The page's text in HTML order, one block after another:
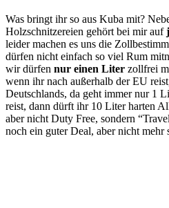
Was bringt ihr so aus Kuba mit?
Holzschnitzereien gehört bei mir auf
leider machen es uns die
dürfen nicht einfach so viel Rum
wir dürfen nur einen Liter zollfrei
wenn ihr nach außerhalb der EU
Deutschlands, da geht immer nur 1
reist, dann dürft ihr 10 Liter harten
aber nicht Duty Free, sondern
noch ein guter Deal, aber nicht mehr